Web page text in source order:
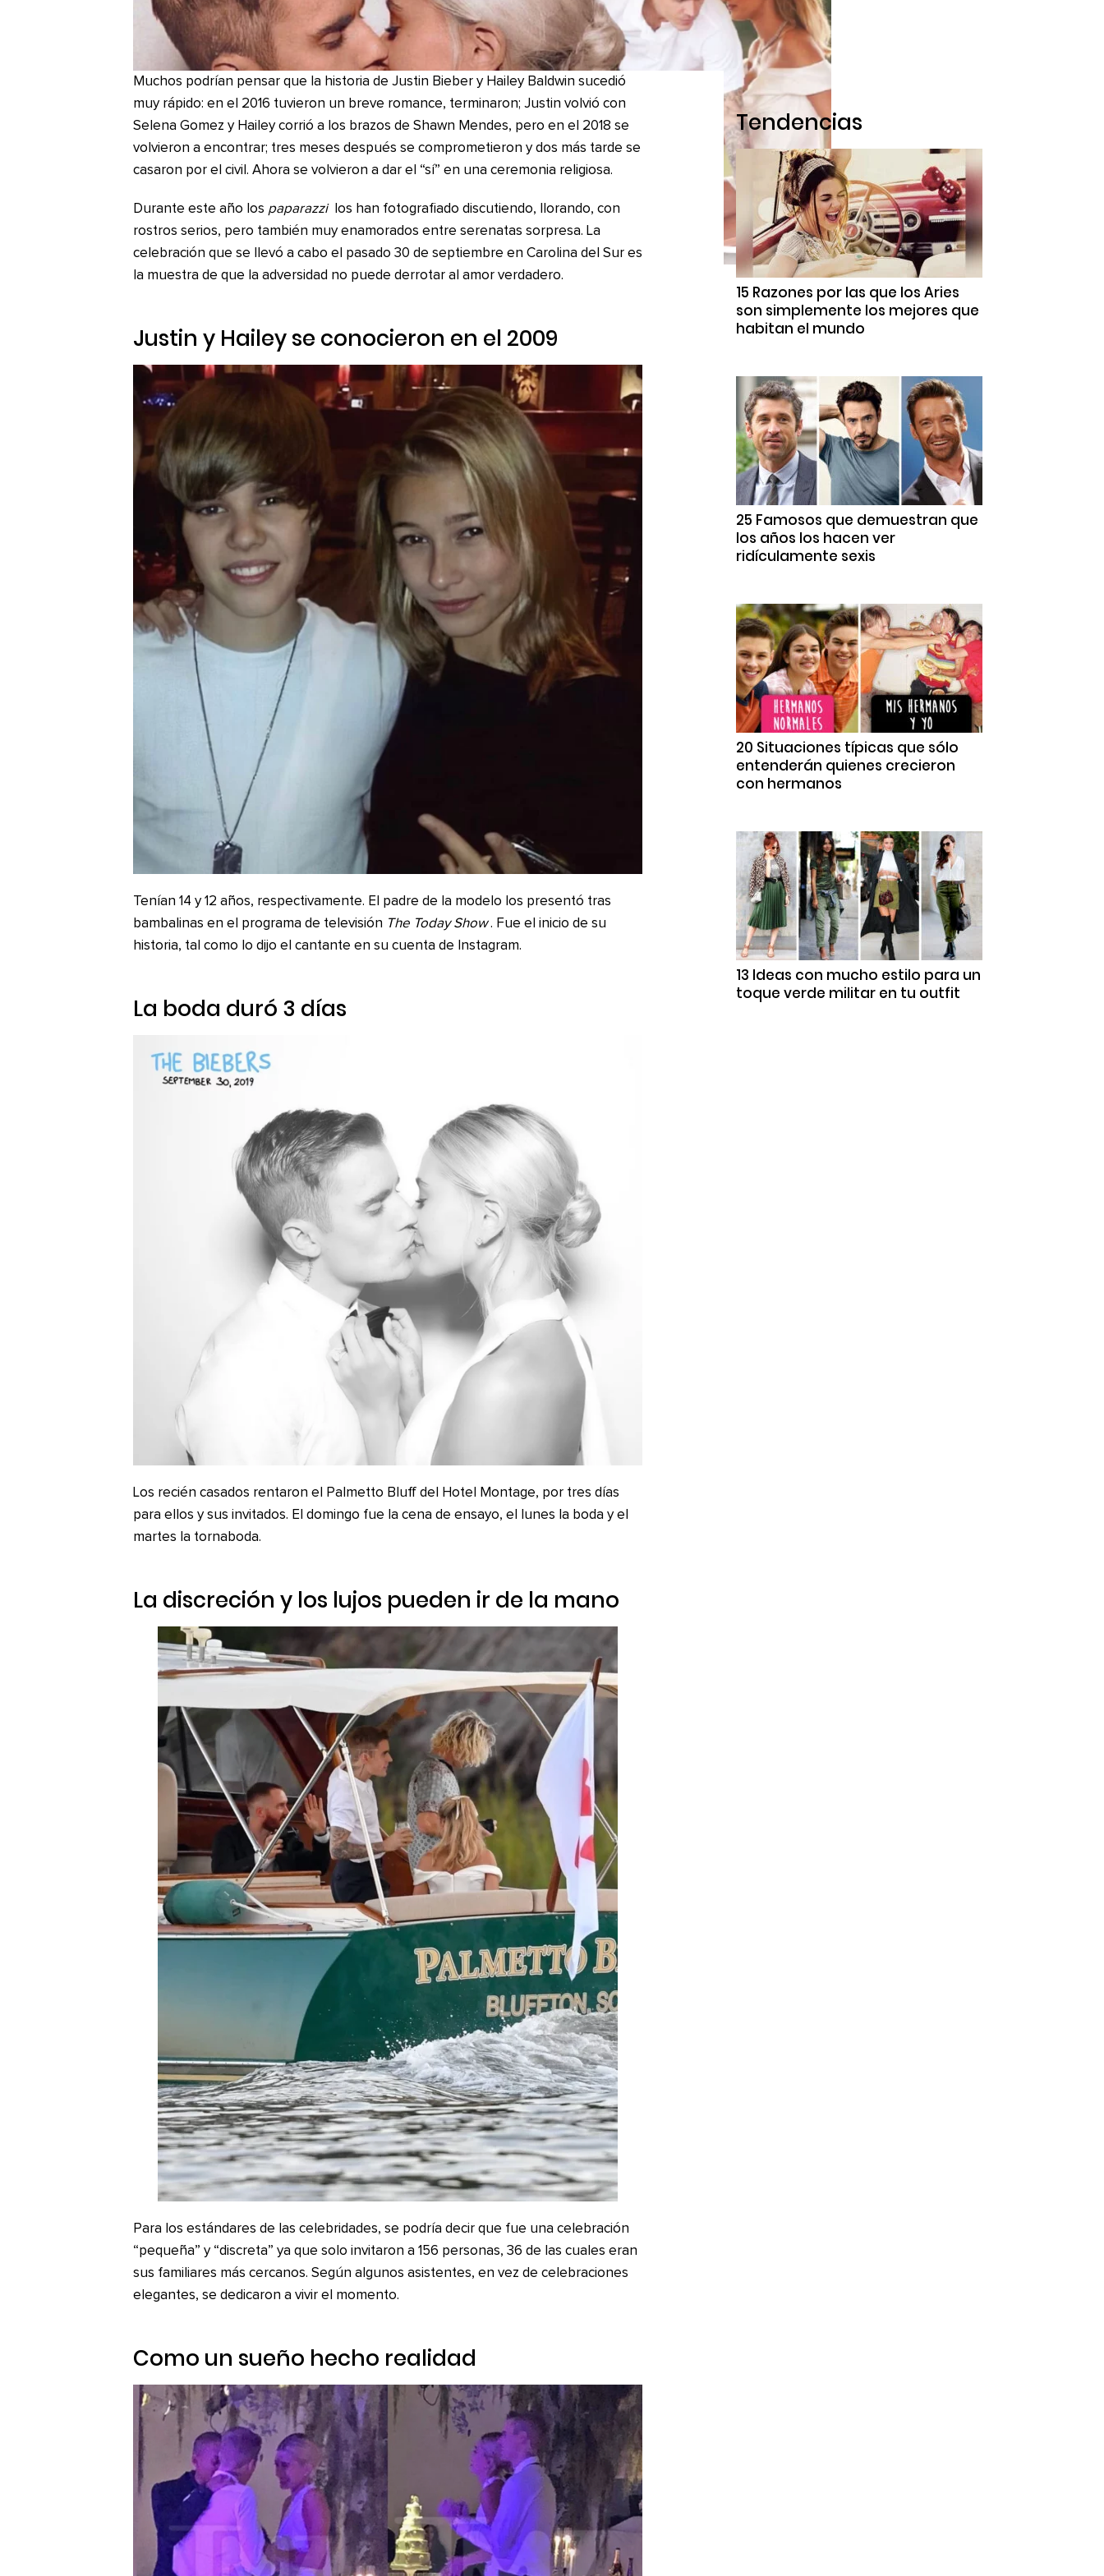
Muchos podrían pensar que la historia de Justin Bieber y Hailey Baldwin sucedió
muy rápido: en el 2016 tuvieron un breve romance, terminaron; Justin volvió con
Selena Gomez y Hailey corrió a los brazos de Shawn Mendes, pero en el 2018 se
volvieron a encontrar; tres meses después se comprometieron y dos más tarde se
casaron por el civil. Ahora se volvieron a dar el “sí” en una ceremonia religiosa.
Durante este año los paparazzi
los han fotografiado discutiendo, llorando, con
rostros serios, pero también muy enamorados entre serenatas sorpresa. La
celebración que se llevó a cabo el pasado 30 de septiembre en Carolina del Sur es
la muestra de que la adversidad no puede derrotar al amor verdadero.
Justin y Hailey se conocieron en el 2009
Tenían 14 y 12 años, respectivamente. El padre de la modelo los presentó tras
bambalinas en el programa de televisión The Today Show . Fue el inicio de su
historia, tal como lo dijo el cantante en su cuenta de Instagram.
La boda duró 3 días
Los recién casados rentaron el Palmetto Bluff del Hotel Montage, por tres días
para ellos y sus invitados. El domingo fue la cena de ensayo, el lunes la boda y el
martes la tornaboda.
La discreción y los lujos pueden ir de la mano
Para los estándares de las celebridades, se podría decir que fue una celebración
“pequeña” y “discreta” ya que solo invitaron a 156 personas, 36 de las cuales eran
sus familiares más cercanos. Según algunos asistentes, en vez de celebraciones
elegantes, se dedicaron a vivir el momento.
Como un sueño hecho realidad
Tendencias
15 Razones por las que los Aries
son simplemente los mejores que
habitan el mundo
25 Famosos que demuestran que
los años los hacen ver
ridículamente sexis
20 Situaciones típicas que sólo
entenderán quienes crecieron
con hermanos
13 Ideas con mucho estilo para un
toque verde militar en tu outfit